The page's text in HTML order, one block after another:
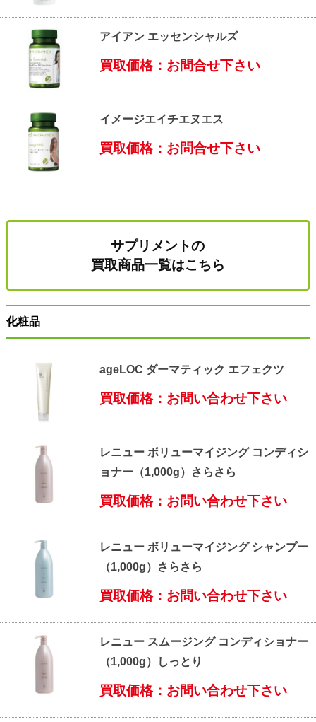
アイアン エッセンシャルズ
買取価格：お問合せ下さい
イメージエイチエヌエス
買取価格：お問合せ下さい
サプリメントの
買取商品一覧はこちら
化粧品
ageLOC ダーマティック エフェクツ
買取価格：お問い合わせ下さい
レニュー ボリューマイジング コンディシ
ョナー（1,000g）さらさら
買取価格：お問い合わせ下さい
レニュー ボリューマイジング シャンプー
（1,000g）さらさら
買取価格：お問い合わせ下さい
レニュー スムージング コンディショナー
（1,000g）しっとり
買取価格：お問い合わせ下さい